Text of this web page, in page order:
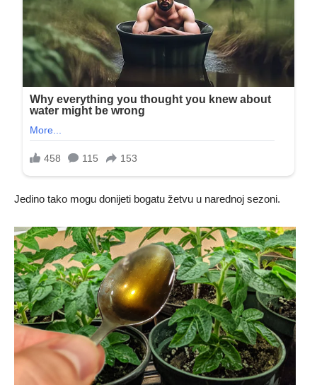
Jedino tako mogu donijeti bogatu žetvu u narednoj sezoni.